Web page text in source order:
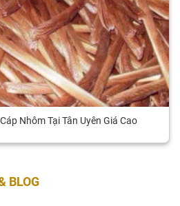
Nhôm Tại Tân Uyên Giá Cao
BLOG